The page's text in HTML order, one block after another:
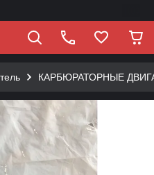
КАРБЮРАТОРНЫЕ